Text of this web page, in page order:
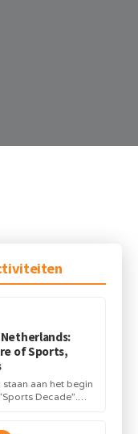
of Sports,
aan het begin
Decade”.